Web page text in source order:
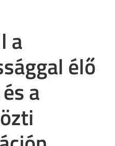
a
élő
a